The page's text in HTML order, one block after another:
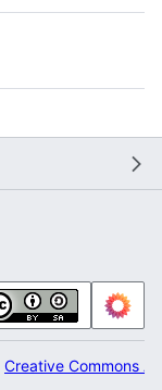
Creative Commons